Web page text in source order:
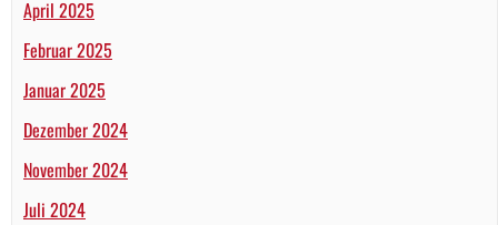
April 2025
Februar 2025
Januar 2025
Dezember 2024
November 2024
Juli 2024